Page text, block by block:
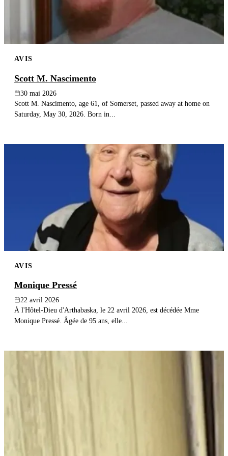
AVIS
Scott M. Nascimento
30 mai 2026
Scott M. Nascimento, age 61, of Somerset, passed away at home on
Saturday, May 30, 2026. Born in...
AVIS
Monique Pressé
22 avril 2026
À l'Hôtel-Dieu d'Arthabaska, le 22 avril 2026, est décédée Mme
Monique Pressé. Âgée de 95 ans, elle...